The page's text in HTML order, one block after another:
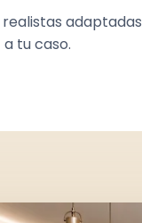
adaptadas
a tu caso.